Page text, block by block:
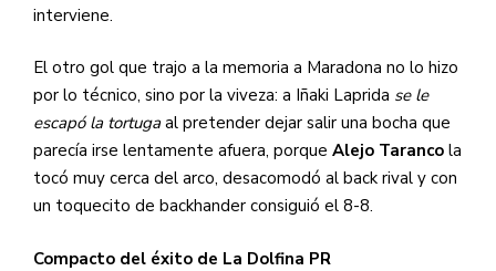
interviene.
El otro gol que trajo a la memoria a Maradona no lo hizo
por lo técnico, sino por la viveza: a Iñaki Laprida se le
escapó la tortugaal pretender dejar salir una bocha que
parecía irse lentamente afuera, porque Alejo Taranco la
tocó muy cerca del arco, desacomodó al back rival y con
un toquecito de backhander consiguió el 8-8.
Compacto del éxito de La Dolfina PR